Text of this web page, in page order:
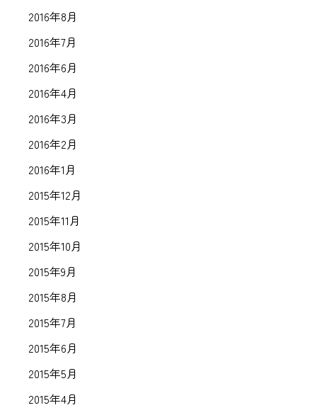
2016年8月
2016年7月
2016年6月
2016年4月
2016年3月
2016年2月
2016年1月
2015年12月
2015年11月
2015年10月
2015年9月
2015年8月
2015年7月
2015年6月
2015年5月
2015年4月